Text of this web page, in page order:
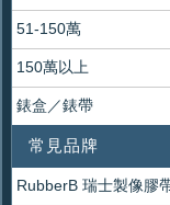
51-150萬
150萬以上
錶盒／錶帶
常見品牌
RubberB 瑞士製像膠